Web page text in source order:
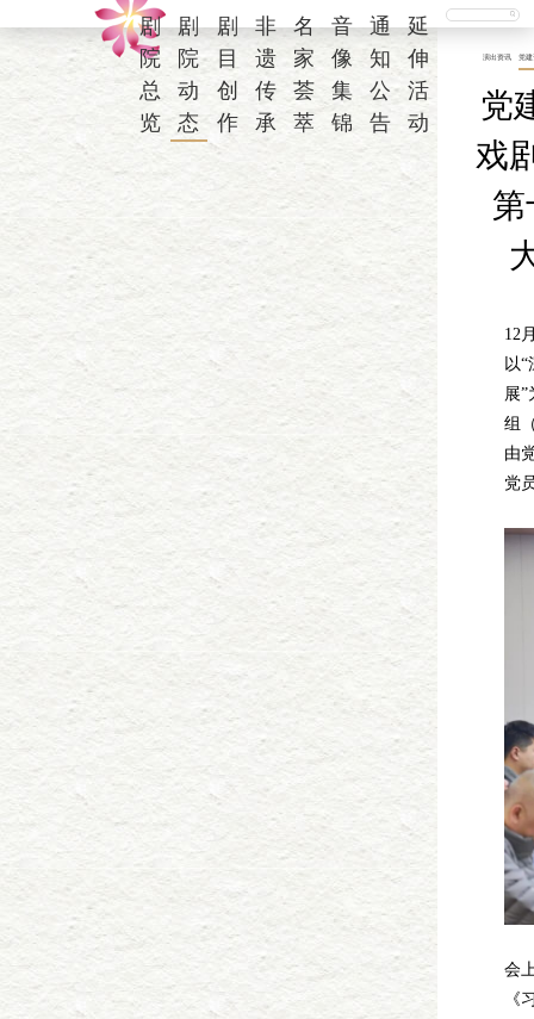
剧
院
总
览
剧
院
动
态
剧
目
创
作
非
遗
传
承
名
家
荟
萃
音
像
集
锦
通
知
公
告
延
伸
活
动
演出资讯 党建
党
戏
第
12
以
展
组
由
党
会
《